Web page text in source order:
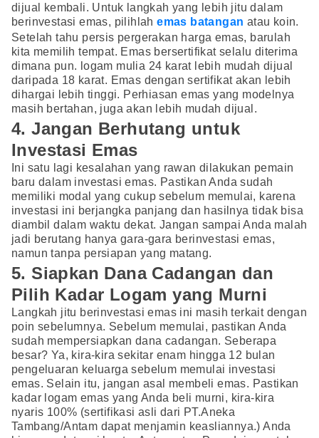
dijual kembali. Untuk langkah yang lebih jitu dalam
berinvestasi emas, pilihlahemas batangan atau koin.
Setelah tahu persis pergerakan harga emas, barulah
kita memilih tempat. Emas bersertifikat selalu diterima
dimana pun. logam mulia 24 karat lebih mudah dijual
daripada 18 karat. Emas dengan sertifikat akan lebih
dihargai lebih tinggi. Perhiasan emas yang modelnya
masih bertahan, juga akan lebih mudah dijual.
4. Jangan Berhutang untuk
Investasi Emas
Ini satu lagi kesalahan yang rawan dilakukan pemain
baru dalam investasi emas. Pastikan Anda sudah
memiliki modal yang cukup sebelum memulai, karena
investasi ini berjangka panjang dan hasilnya tidak bisa
diambil dalam waktu dekat. Jangan sampai Anda malah
jadi berutang hanya gara-gara berinvestasi emas,
namun tanpa persiapan yang matang.
5. Siapkan Dana Cadangan dan
Pilih Kadar Logam yang Murni
Langkah jitu berinvestasi emas ini masih terkait dengan
poin sebelumnya. Sebelum memulai, pastikan Anda
sudah mempersiapkan dana cadangan. Seberapa
besar? Ya, kira-kira sekitar enam hingga 12 bulan
pengeluaran keluarga sebelum memulai investasi
emas. Selain itu, jangan asal membeli emas. Pastikan
kadar logam emas yang Anda beli murni, kira-kira
nyaris 100% (sertifikasi asli dari PT.Aneka
Tambang/Antam dapat menjamin keasliannya.) Anda